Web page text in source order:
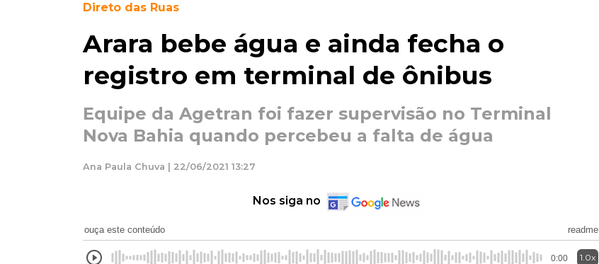
Direto das Ruas
Arara bebe água e ainda fecha o
registro em terminal de ônibus
Equipe da Agetran foi fazer supervisão no Terminal
Nova Bahia quando percebeu a falta de água
Ana Paula Chuva | 22/06/2021 13:27
Nos siga no
ouça este conteúdo readme
0:00 1.0x